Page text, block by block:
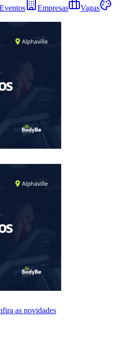
Eventos Empresas
Vagas
as novidades